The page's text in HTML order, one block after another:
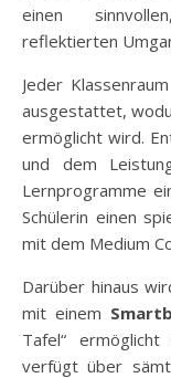
einen
reflektierten
Jeder
ausgestattet,
ermöglicht wird.
und dem
Lernprogramme
Schülerin einen
mit dem Medium
Darüber hinaus
mit einem
Tafel“
verfügt über